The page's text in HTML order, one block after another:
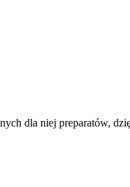
dla niej preparatów,